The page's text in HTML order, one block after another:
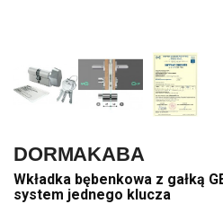
DORMAKABA
Wkładka bębenkowa z gałką
system jednego klucza